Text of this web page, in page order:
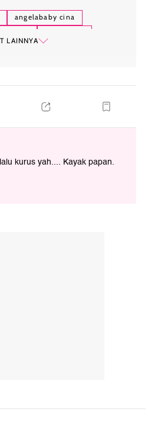
angelababy cina
LAINNYA
kurus yah.... Kayak papan.